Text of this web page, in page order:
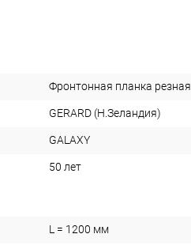
Фронтонная планка резная
GERARD (Н.Зеландия)
GALAXY
50 лет
L = 1200 мм